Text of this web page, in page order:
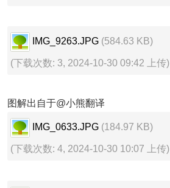
IMG_9263.JPG (584.63 KB)
(下载次数: 3, 2024-10-30 09:42 上传)
图解出自于@小熊翻译
IMG_0633.JPG (184.97 KB)
(下载次数: 4, 2024-10-30 10:07 上传)